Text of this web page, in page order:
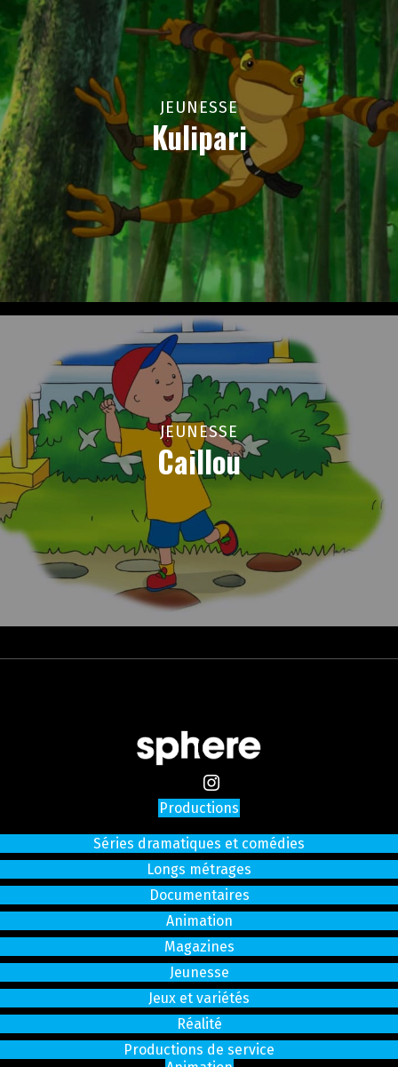
JEUNESSE
Kulipari
JEUNESSE
Caillou
Productions
Séries dramatiques et comédies
Longs métrages
Documentaires
Animation
Magazines
Jeunesse
Jeux et variétés
Réalité
Productions de service